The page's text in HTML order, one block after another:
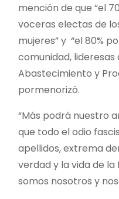
mención de que “el
voceras electas de
mujeres” y “el 80%
comunidad, lideresas
Abastecimiento y
pormenorizó.
“Más podrá nuestro
que todo el odio
apellidos, extrema
verdad y la vida de
somos nosotros y